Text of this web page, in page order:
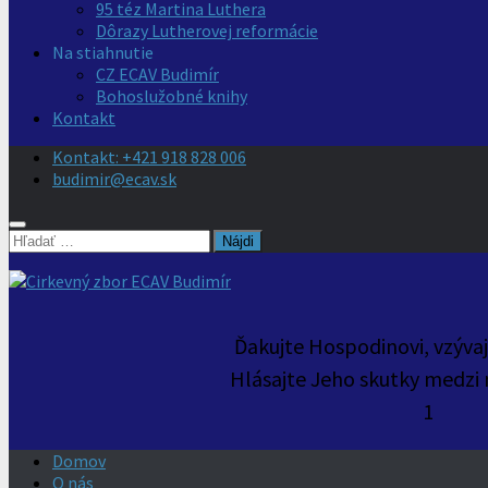
95 téz Martina Luthera
Dôrazy Lutherovej reformácie
Na stiahnutie
CZ ECAV Budimír
Bohoslužobné knihy
Kontakt
Kontakt: +421 918 828 006
budimir@ecav.sk
Hľadať:
Ďakujte Hospodinovi,
Hlásajte Jeho skutky medzi
1
Domov
O nás